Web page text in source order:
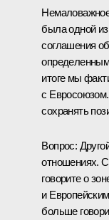
была одной
соглашения
итоге мы
с
сохранять
Вопрос:
отношениях.
говорите о
и
больше